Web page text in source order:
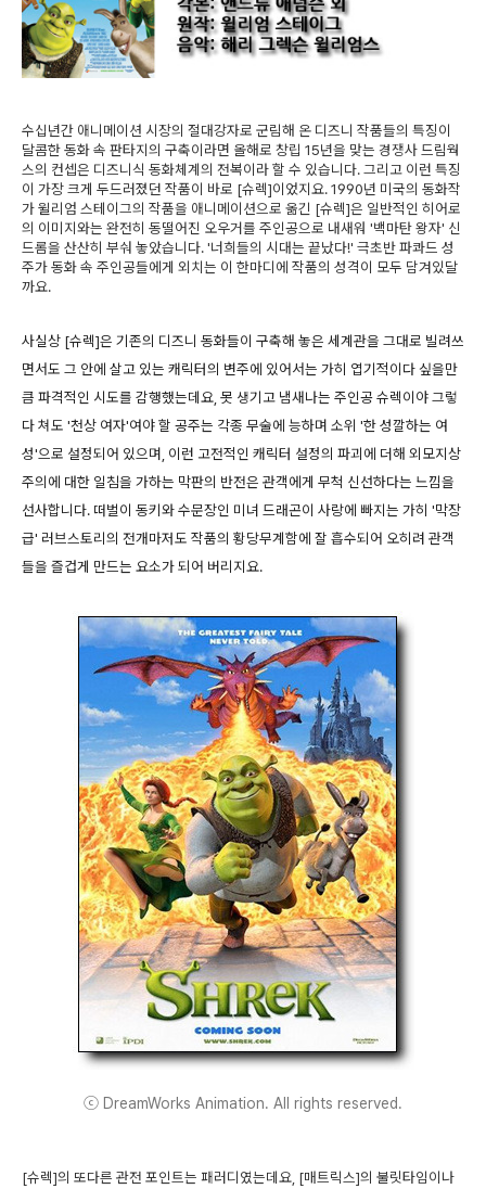
수십년간 애니메이션 시장의 절대강자로 군림해 온 디즈니 작품들의 특징이
달콤한 동화 속 판타지의 구축이라면 올해로 창립 15년을 맞는 경쟁사 드림웍
스의 컨셉은 디즈니식 동화체계의 전복이라 할 수 있습니다. 그리고 이런 특징
이 가장 크게 두드러졌던 작품이 바로 [슈렉]이었지요. 1990년 미국의 동화작
가 윌리엄 스테이그의 작품을 애니메이션으로 옮긴 [슈렉]은 일반적인 히어로
의 이미지와는 완전히 동떨어진 오우거를 주인공으로 내새워 '백마탄 왕자' 신
드롬을 산산히 부숴 놓았습니다. '너희들의 시대는 끝났다!' 극초반 파콰드 성
주가 동화 속 주인공들에게 외치는 이 한마디에 작품의 성격이 모두 담겨있달
까요.
사실상 [슈렉]은 기존의 디즈니 동화들이 구축해 놓은 세계관을 그대로 빌려쓰
면서도 그 안에 살고 있는 캐릭터의 변주에 있어서는 가히 엽기적이다 싶을만
큼 파격적인 시도를 감행했는데요, 못 생기고 냄새나는 주인공 슈렉이야 그렇
다 쳐도 '천상 여자'여야 할 공주는 각종 무술에 능하며 소위 '한 성깔하는 여
성'으로 설정되어 있으며, 이런 고전적인 캐릭터 설정의 파괴에 더해 외모지상
주의에 대한 일침을 가하는 막판의 반전은 관객에게 무척 신선하다는 느낌을
선사합니다. 떠벌이 동키와 수문장인 미녀 드래곤이 사랑에 빠지는 가히 '막장
급' 러브스토리의 전개마저도 작품의 황당무계함에 잘 흡수되어 오히려 관객
들을 즐겁게 만드는 요소가 되어 버리지요.
ⓒ DreamWorks Animation. All rights reserved.
[슈렉]의 또다른 관전 포인트는 패러디였는데요, [매트릭스]의 불릿타임이나